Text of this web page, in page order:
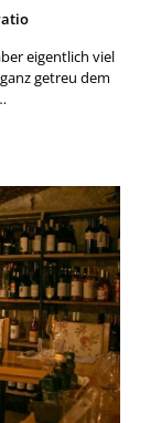
eigentlich viel
getreu dem